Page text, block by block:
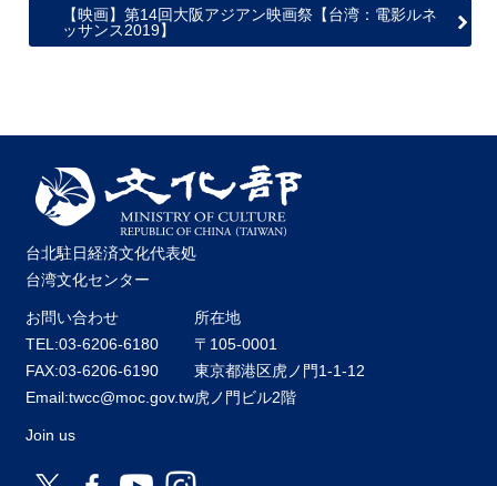
【映画】第14回大阪アジアン映画祭【台湾：電影ルネ
ッサンス2019】
台北駐日経済文化代表処
台湾文化センター
お問い合わせ
TEL:03-6206-6180
FAX:03-6206-6190
Email:twcc@moc.gov.tw
所在地
〒105-0001
東京都港区虎ノ門1-1-12
虎ノ門ビル2階
Join us